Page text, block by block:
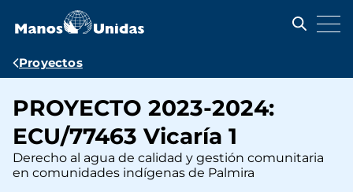
contenido
Ruta
navegación
Proyectos
PROYECTO 2023-2024:
ECU/77463 Vicaría 1
Derecho al agua de calidad y gestión comunitaria
en comunidades indígenas de Palmira